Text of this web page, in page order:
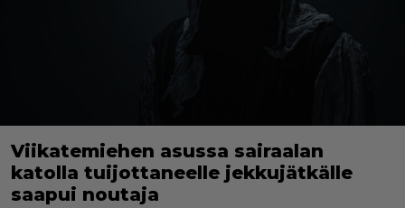
Viikatemiehen asussa sairaalan
katolla tuijottaneelle jekkujätkälle
saapui noutaja